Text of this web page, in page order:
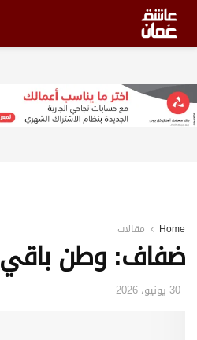
Home مقالات
ضفاف: وطن باقي
30 يونيو، 2026